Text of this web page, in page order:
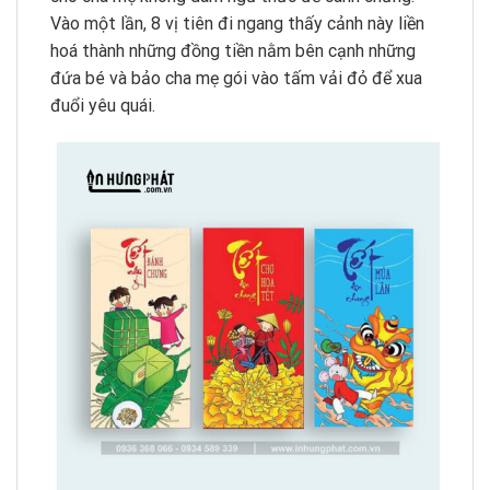
Vào một lần, 8 vị tiên đi ngang thấy cảnh này liền
hoá thành những đồng tiền nằm bên cạnh những
đứa bé và bảo cha mẹ gói vào tấm vải đỏ để xua
đuổi yêu quái.